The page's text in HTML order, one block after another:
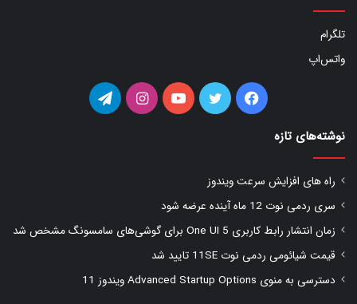
تلگرام
واتس‌اپ
فیس توییتر یوتیوب اینستاگرامتلگرام
نوشته‌های تازه
راه های افزایش سرعت ویندوز
سری ردمی نوت 12 ماه آینده عرضه شود
زمان انتشار رابط کاربری One UI 5 برای گوشی‌های سامسونگ مشخص شد
قیمت شیائومی ردمی نوت 11SE تایید شد
دسترسی به منوی Advanced Startup Options ویندوز 11